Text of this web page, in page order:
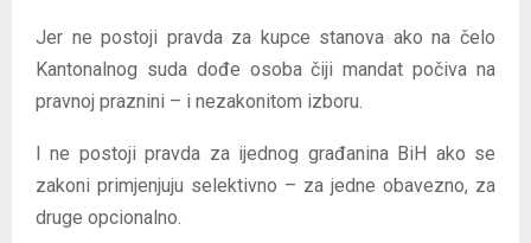
Jer ne postoji pravda za kupce stanova ako na čelo
Kantonalnog suda dođe osoba čiji mandat počiva na
pravnoj praznini – i nezakonitom izboru.
I ne postoji pravda za ijednog građanina BiH ako se
zakoni primjenjuju selektivno – za jedne obavezno, za
druge opcionalno.